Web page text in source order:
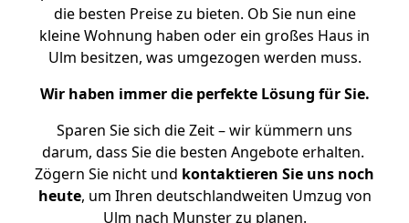
die besten Preise zu bieten. Ob Sie nun eine
kleine Wohnung haben oder ein großes Haus in
Ulm besitzen, was umgezogen werden muss.
Wir haben immer die perfekte Lösung für Sie.
Sparen Sie sich die Zeit – wir kümmern uns
darum, dass Sie die besten Angebote erhalten.
Zögern Sie nicht und kontaktieren Sie uns noch
heute, um Ihren deutschlandweiten Umzug von
Ulm nach Munster zu planen.